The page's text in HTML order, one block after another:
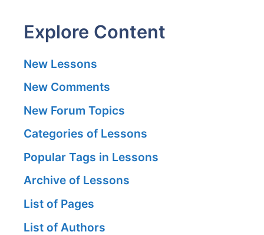
Explore Content
New Lessons
New Comments
New Forum Topics
Categories of Lessons
Popular Tags in Lessons
Archive of Lessons
List of Pages
List of Authors